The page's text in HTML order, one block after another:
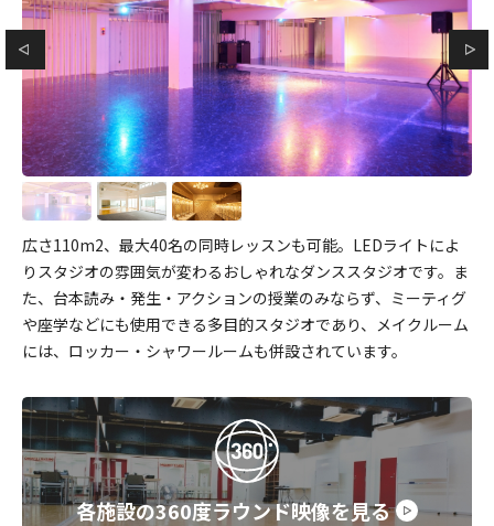
広さ110m2、最大40名の同時レッスンも可能。LEDライトによ
りスタジオの雰囲気が変わるおしゃれなダンススタジオです。ま
た、台本読み・発生・アクションの授業のみならず、ミーティグ
や座学などにも使用できる多目的スタジオであり、メイクルーム
には、ロッカー・シャワールームも併設されています。
各施設の360度ラウンド映像を見る